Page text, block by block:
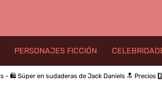
PERSONAJES FICCIÓN
- 🛍️ Súper en sudaderas de Jack Daniels 🔝 Precios